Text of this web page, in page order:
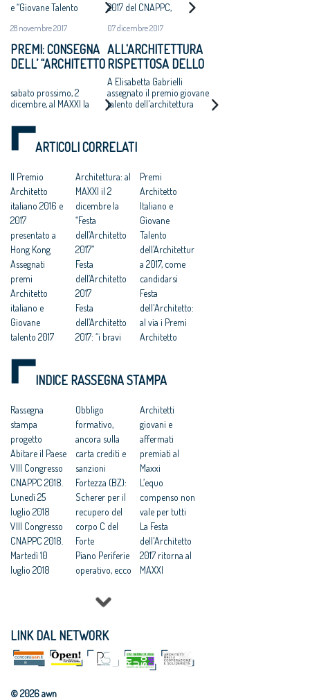
DELL’ARCHITETTURA
ITALIANA 2017”
e “Giovane Talento
2017” che il Consiglio
Pianificatori, Paesaggisti e
Conservatori ha bandito,
28 novembre 2017
PREMI: CONSEGNA
DELL’ “ARCHITETTO
DEL “GIOVANE
TALENTO
DELL’ARCHITETTURA
ITALIANA 2017”
sabato prossimo, 2
dicembre, al MAXXI la
2017” – verso l’VIII
Congresso degli
Architetti italiani
FORTE
2017 del CNAPPC,
distrutto per
della SS12
07 dicembre 2017
ALL'ARCHITETTURA
RISPETTOSA DELLO
STUDIO
CARAVATTI_CARAVATTI
IL PREMIO
A Elisabetta Gabrielli
assegnato il premio giovane
talento dell'architettura
2017 per il progetto del
ARTICOLI CORRELATI
Il Premio
Architetto
italiano 2016 e
2017
presentato a
Hong Kong
Assegnati
premi
Architetto
italiano e
Giovane
talento 2017
giovani e
affermati
Maxxi
La Festa
dell'Architetto
2017 ritorna al
MAXXI
Festa
dell’Architetto
2017 - Una
legge per
l’architettura
Architettura: al
MAXXI il 2
dicembre la
“Festa
dell’Architetto
2017”
Festa
dell’Architetto
2017
Festa
dell’Architetto
2017: “i bravi
premiati”
Architetto
Italiano e
Giovane
talento
dell'Architettur
a 2017
Festa
dell’Architetto
2017: scadenza
il 9 ottobre per
i Premi
Premi
Architetto
Italiano e
Giovane
Talento
dell’Architettur
a 2017, come
candidarsi
Festa
dell'Architetto:
al via i Premi
Architetto
talento
a 2017
Premi
Architetto
dell’anno e
Giovane
talento 2017
INDICE RASSEGNA STAMPA
Rassegna
stampa
progetto
Abitare il Paese
VIII Congresso
CNAPPC 2018.
Lunedì 25
luglio 2018
VIII Congresso
CNAPPC 2018.
Martedì 10
luglio 2018
2018
VIII Congresso
CNAPPC 2018.
luglio 2018
Obbligo
formativo,
ancora sulla
carta crediti e
sanzioni
Fortezza (BZ):
Scherer per il
recupero del
corpo C del
Forte
Piano Periferie
operativo, ecco
finanziati
periferie,
Minniti:
«Proposte da
Architetti
giovani e
affermati
premiati al
Maxxi
L’equo
compenso non
vale per tutti
La Festa
dell'Architetto
2017 ritorna al
MAXXI
innovazione
culturale'
LINK DAL NETWORK
© 2026 awn